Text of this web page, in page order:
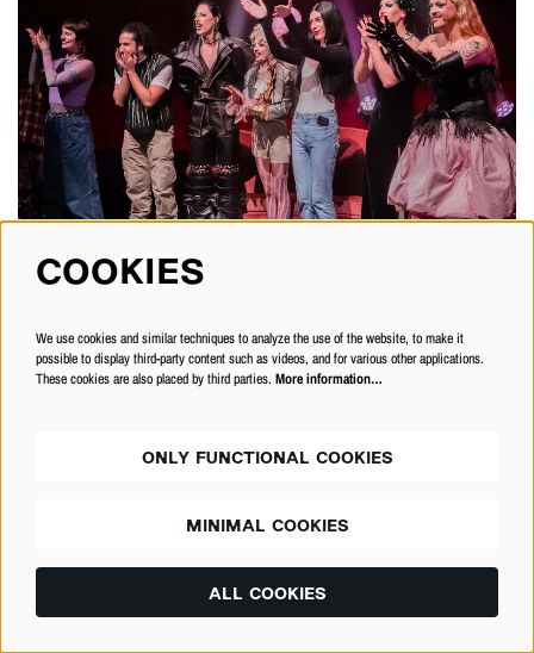
COOKIES
We use cookies and similar techniques to analyze the use of the website, to make it
possible to display third-party content such as videos, and for various other applications.
These cookies are also placed by third parties. More information…
ONLY FUNCTIONAL COOKIES
MINIMAL COOKIES
ALL COOKIES